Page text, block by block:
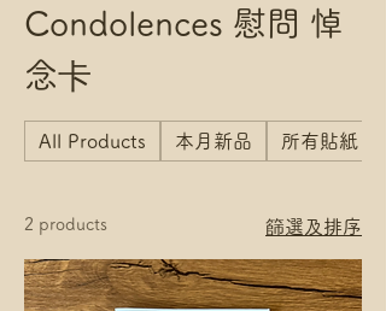
Condolences 慰問 悼
念卡
All Products 本月新品 所有貼紙
2 products 篩選及排序